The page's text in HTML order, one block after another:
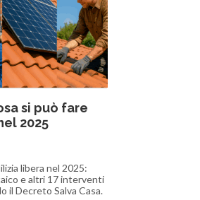
si può fare
2025
libera nel 2025:
e altri 17 interventi
il Decreto Salva Casa.